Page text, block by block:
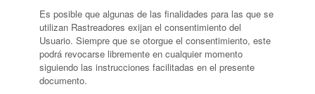
Es posible que algunas de las finalidades para las que se
utilizan Rastreadores exijan el consentimiento del
Usuario. Siempre que se otorgue el consentimiento, este
podrá revocarse libremente en cualquier momento
siguiendo las instrucciones facilitadas en el presente
documento.